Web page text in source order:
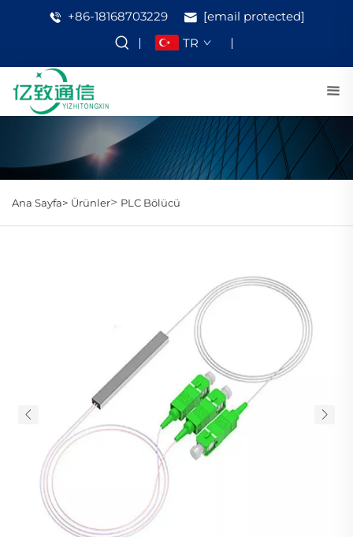
+86-18168703229
[email protected]
TR
Ana Sayfa> Ürünler> PLC Bölücü